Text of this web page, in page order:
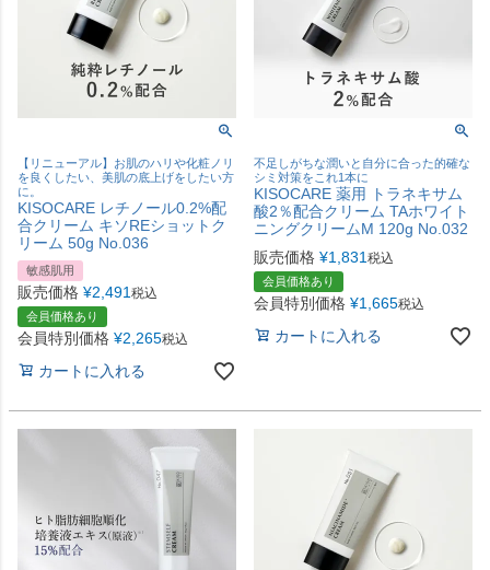
【リニューアル】お肌のハリや化粧ノリ
を良くしたい、美肌の底上げをしたい方
に。
KISOCARE レチノール0.2%配
合クリーム キソREショットク
リーム 50g No.036
敏感肌用
販売価格 ¥2,491 税込
会員価格あり
会員特別価格 ¥2,265税込
カートに入れる
不足しがちな潤いと自分に合った的確な
シミ対策をこれ1本に
KISOCARE 薬用 トラネキサム
酸2％配合クリーム TAホワイト
ニングクリームM 120g No.032
販売価格 ¥1,831 税込
会員価格あり
会員特別価格 ¥1,665税込
カートに入れる